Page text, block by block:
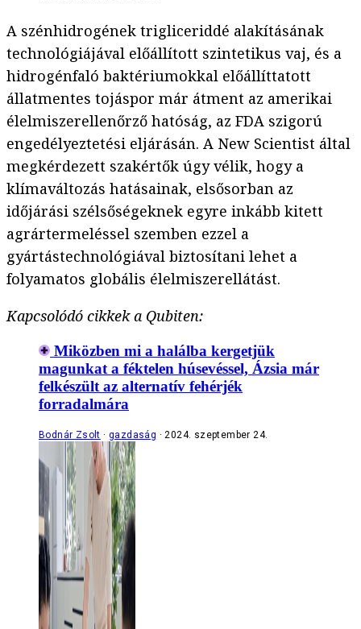
A szénhidrogének trigliceriddé alakításának
technológiájával előállított szintetikus vaj, és a
hidrogénfaló baktériumokkal előállíttatott
állatmentes tojáspor már átment az amerikai
élelmiszerellenőrző hatóság, az FDA szigorú
engedélyeztetési eljárásán. A New Scientist által
megkérdezett szakértők úgy vélik, hogy a
klímaváltozás hatásainak, elsősorban az
időjárási szélsőségeknek egyre inkább kitett
agrártermeléssel szemben ezzel a
gyártástechnológiával biztosítani lehet a
folyamatos globális élelmiszerellátást.
Kapcsolódó cikkek a Qubiten:
Miközben mi a halálba kergetjük
magunkat a féktelen húsevéssel, Ázsia már
felkészült az alternatív fehérjék
forradalmára
Bodnár Zsolt gazdaság 2024. szeptember 24.